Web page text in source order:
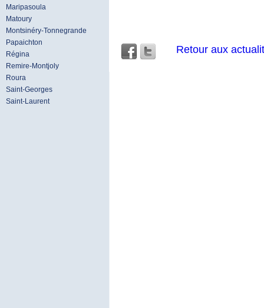
Maripasoula
Matoury
Montsinéry-Tonnegrande
Papaichton
Régina
Remire-Montjoly
Roura
Saint-Georges
Saint-Laurent
Retour aux